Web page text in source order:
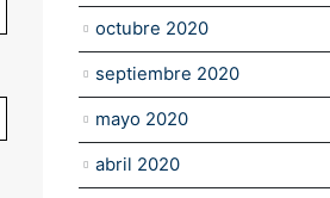
octubre 2020
septiembre 2020
mayo 2020
abril 2020